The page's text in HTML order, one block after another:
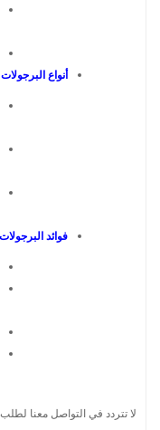
أنواع
فوائد
لا تتردد في التواصل معنا